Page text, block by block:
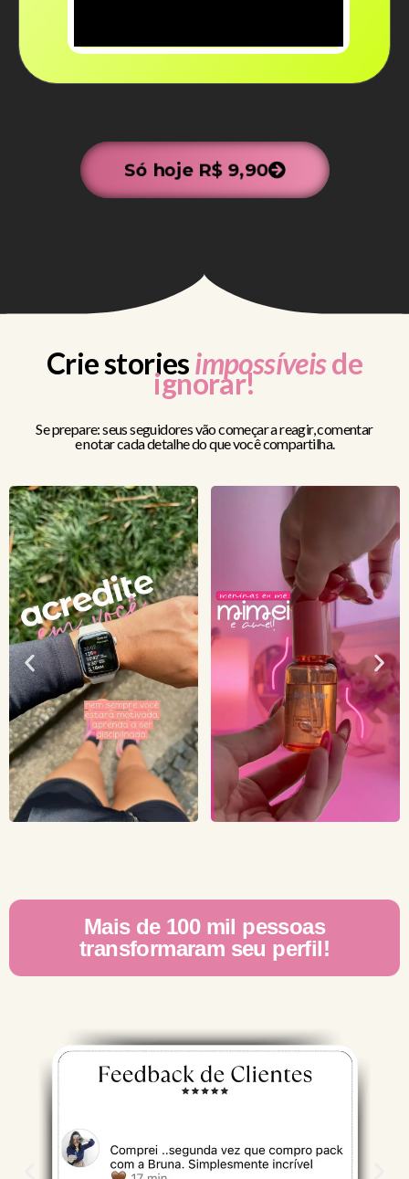
Só hoje R$ 9,90
Crie storiesimpossíveisde
ignorar!
Se prepare: seus seguidores vão começar a reagir, comentar
e notar cada detalhe do que você compartilha.
Mais de 100 mil pessoas
transformaram seu perfil!